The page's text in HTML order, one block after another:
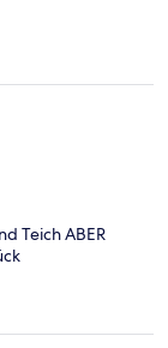
Teich ABER